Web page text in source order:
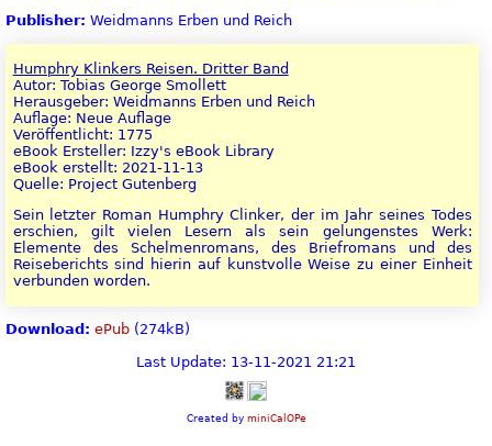
Publisher: Weidmanns Erben und Reich
Humphry Klinkers Reisen. Dritter Band
Autor: Tobias George Smollett
Herausgeber: Weidmanns Erben und Reich
Auflage: Neue Auflage
Veröffentlicht: 1775
eBook Ersteller: Izzy's eBook Library
eBook erstellt: 2021-11-13
Quelle: Project Gutenberg
Sein letzter Roman Humphry Clinker, der im Jahr seines Todes
erschien, gilt vielen Lesern als sein gelungenstes Werk:
Elemente des Schelmenromans, des Briefromans und des
Reiseberichts sind hierin auf kunstvolle Weise zu einer Einheit
verbunden worden.
Download: ePub (274kB)
Last Update: 13-11-2021 21:21
Created by miniCalOPe